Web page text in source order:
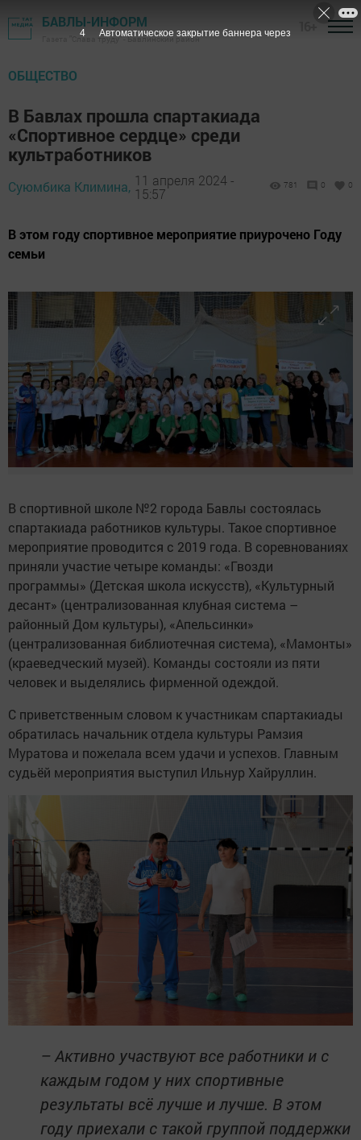
БАВЛЫ-ИНФОРМ
Газета "Слава труду" - Бавлинский район
ОБЩЕСТВО
В Бавлах прошла спартакиада
«Спортивное сердце» среди
культработников
Суюмбика Климина, 11 апреля 2024 -
15:57
781 0 0
В этом году спортивное мероприятие приурочено Году
семьи
В спортивной школе №2 города Бавлы состоялась
спартакиада работников культуры. Такое спортивное
мероприятие проводится с 2019 года. В соревнованиях
приняли участие четыре команды: «Гвозди
программы» (Детская школа искусств), «Культурный
десант» (централизованная клубная система –
районный Дом культуры), «Апельсинки»
(централизованная библиотечная система), «Мамонты»
(краеведческий музей). Команды состояли из пяти
человек и выделялись фирменной одеждой.
С приветственным словом к участникам спартакиады
обратилась начальник отдела культуры Рамзия
Муратова и пожелала всем удачи и успехов. Главным
судьёй мероприятия выступил Ильнур Хайруллин.
– Активно участвуют все работники и с
каждым годом у них спортивные
результаты всё лучше и лучше. В этом
году приехали с такой группой поддержки
2 Автоматическое закрытие баннера через